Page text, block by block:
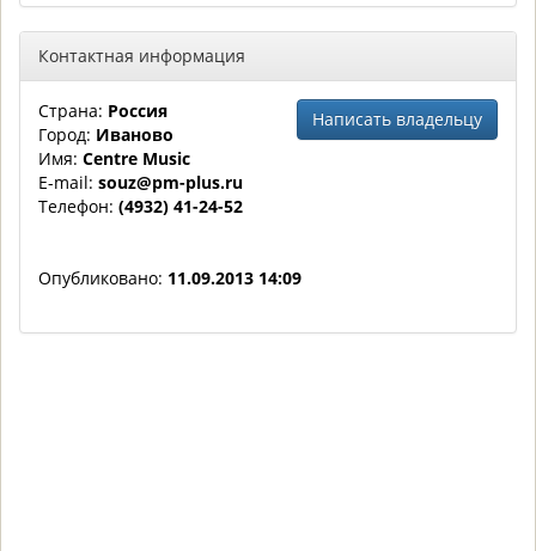
Контактная информация
Написать владельцу
Страна: Россия
Город: Иваново
Имя: Centre Music
E-mail: souz@pm-plus.ru
Телефон: (4932) 41-24-52
Опубликовано: 11.09.2013 14:09